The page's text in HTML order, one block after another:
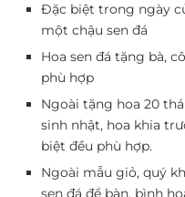
Đặc biệt trong ngày
một chậu sen đá
Hoa sen đá tặng bà,
phù hợp
Ngoài tặng hoa 20
sinh nhật, hoa khia
biệt đều phù hợp.
Ngoài mẫu giỏ, quý
sen đá để bàn, bình